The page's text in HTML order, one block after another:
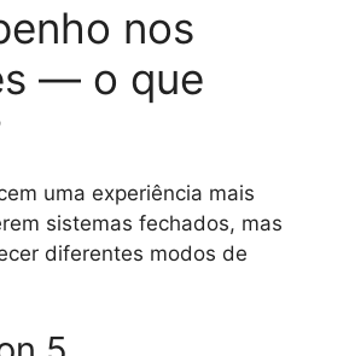
nos
— o que
uma experiência mais
sistemas fechados, mas
diferentes modos de